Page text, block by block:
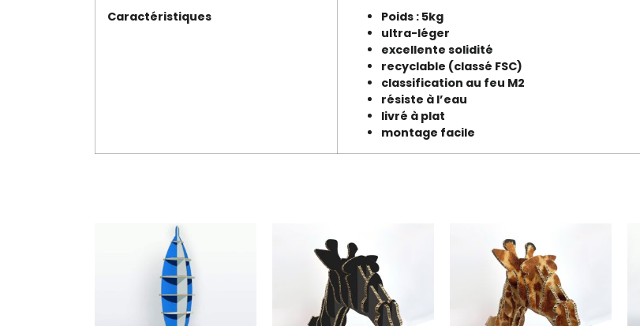
Caractéristiques
Poids : 5kg
ultra-léger
excellente solidité
recyclable (classé FSC)
classification au feu M2
résiste à l’eau
livré à plat
montage facile